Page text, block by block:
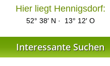
Hier liegt Hennigsdorf:
52° 38′ N · 13° 12′ O
Interessante Suchen